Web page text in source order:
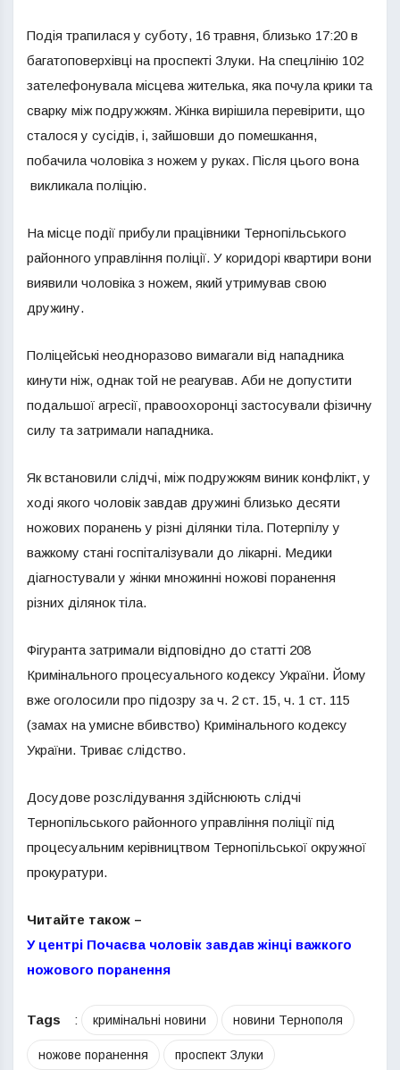
Подія трапилася у суботу, 16 травня, близько 17:20 в
багатоповерхівці на проспекті Злуки. На спецлінію 102
зателефонувала місцева жителька, яка почула крики та
сварку між подружжям. Жінка вирішила перевірити, що
сталося у сусідів, і, зайшовши до помешкання,
побачила чоловіка з ножем у руках. Після цього вона
викликала поліцію.
На місце події прибули працівники Тернопільського
районного управління поліції. У коридорі квартири вони
виявили чоловіка з ножем, який утримував свою
дружину.
Поліцейські неодноразово вимагали від нападника
кинути ніж, однак той не реагував. Аби не допустити
подальшої агресії, правоохоронці застосували фізичну
силу та затримали нападника.
Як встановили слідчі, між подружжям виник конфлікт, у
ході якого чоловік завдав дружині близько десяти
ножових поранень у різні ділянки тіла. Потерпілу у
важкому стані госпіталізували до лікарні. Медики
діагностували у жінки множинні ножові поранення
різних ділянок тіла.
Фігуранта затримали відповідно до статті 208
Кримінального процесуального кодексу України. Йому
вже оголосили про підозру за ч. 2 ст. 15, ч. 1 ст. 115
(замах на умисне вбивство) Кримінального кодексу
України. Триває слідство.
Досудове розслідування здійснюють слідчі
Тернопільського районного управління поліції під
процесуальним керівництвом Тернопільської окружної
прокуратури.
Читайте також –
У центрі Почаєва чоловік завдав жінці важкого
ножового поранення
Tags : кримінальні новини новини Тернополя
ножове поранення проспект Злуки